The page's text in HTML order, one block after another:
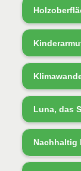
Luna, das
Nachhaltig